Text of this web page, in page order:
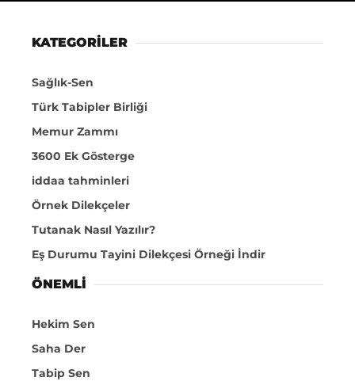
KATEGORİLER
Sağlık-Sen
Türk Tabipler Birliği
Memur Zammı
3600 Ek Gösterge
iddaa tahminleri
Örnek Dilekçeler
Tutanak Nasıl Yazılır?
Eş Durumu Tayini Dilekçesi Örneği İndir
ÖNEMLI
Hekim Sen
Saha Der
Tabip Sen